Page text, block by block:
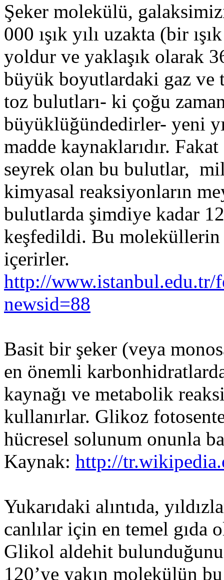
Şeker molekülü,
000 ışık yılı uzakta (bir
yoldur ve yaklaşık olarak
büyük boyutlardaki gaz
toz bulutları- ki çoğu
büyüklüğündedirler- yeni
madde kaynaklarıdır.
seyrek olan bu bulutlar,
kimyasal reaksiyonların
bulutlarda şimdiye kadar
keşfedildi. Bu moleküllerin
içerirler.
http://www.istanbul.edu.tr/
newsid=88
Basit bir şeker (veya
en önemli
kaynağı ve metabolik
kullanırlar. Glikoz
hücresel solunum onunla
Kaynak: http://
Yukarıdaki alıntıda,
canlılar için en temel gıda
Glikol aldehit
120’ye yakın molekülün